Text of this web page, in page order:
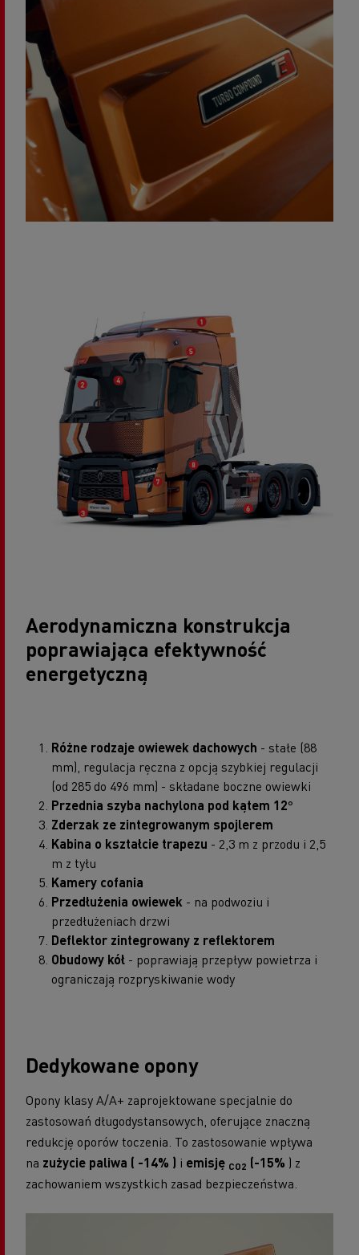
Aerodynamiczna konstrukcja
poprawiająca efektywność
energetyczną
Różne rodzaje owiewek dachowych - stałe (88
mm), regulacja ręczna z opcją szybkiej regulacji
(od 285 do 496 mm) - składane boczne owiewki
Przednia szyba nachylona pod kątem 12°
Zderzak ze zintegrowanym spojlerem
Kabina o kształcie trapezu - 2,3 m z przodu i 2,5
m z tyłu
Kamery cofania
Przedłużenia owiewek - na podwoziu i
przedłużeniach drzwi
Deflektor zintegrowany z reflektorem
Obudowy kół - poprawiają przepływ powietrza i
ograniczają rozpryskiwanie wody
Dedykowane opony
Opony klasy A/A+ zaprojektowane specjalnie do
zastosowań długodystansowych, oferujące znaczną
redukcję oporów toczenia. To zastosowanie wpływa
na zużycie paliwa ( -14% ) i emisję CO2 (-15% ) z
zachowaniem wszystkich zasad bezpieczeństwa.